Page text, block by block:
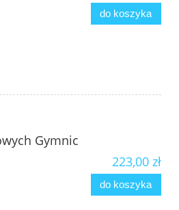
do koszyka
Gymnic
223,00 zł
do koszyka